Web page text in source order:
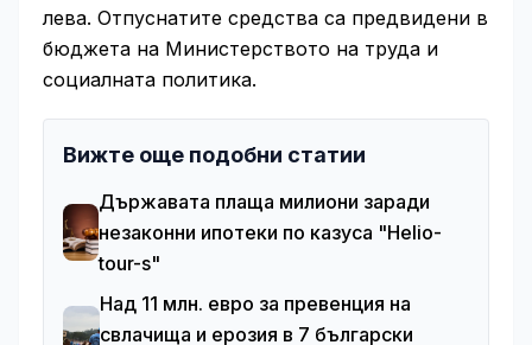
лева. Отпуснатите средства са предвидени в
бюджета на Министерството на труда и
социалната политика.
Вижте още подобни статии
Държавата плаща милиони заради
незаконни ипотеки по казуса "Helio-
tour-s"
Над 11 млн. евро за превенция на
свлачища и ерозия в 7 български